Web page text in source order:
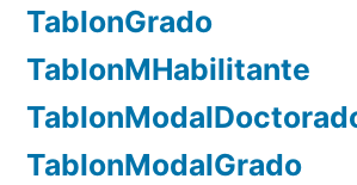
TablonGrado
TablonMHabilitante
TablonModalGrado